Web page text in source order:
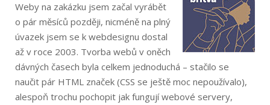
Weby na zakázku jsem začal vyrábět
o pár měsíců později, nicméně na plný
úvazek jsem se k webdesignu dostal
až v roce 2003. Tvorba webů v oněch
dávných časech byla celkem jednoduchá – stačilo se
naučit pár HTML značek (CSS se ještě moc nepoužívalo),
alespoň trochu pochopit jak fungují webové servery,